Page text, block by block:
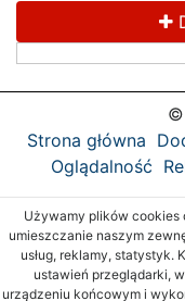
©
Strona główna
Oglądalność
Używamy plików cookies
umieszczanie naszym
usług, reklamy, statystyk.
ustawień przeglądarki,
urządzeniu końcowym i